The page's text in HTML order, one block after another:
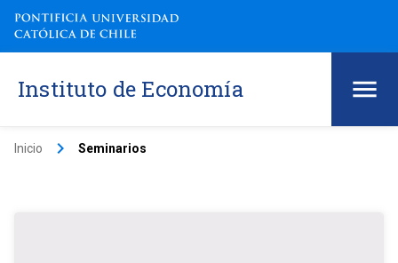
Instituto de Economía
Inicio keyboard_arrow_right Seminarios